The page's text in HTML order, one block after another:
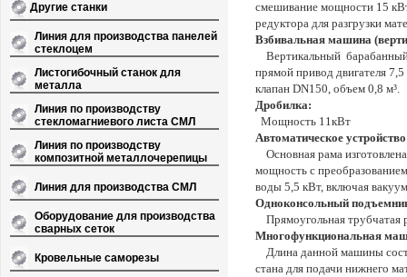
Другие станки
Линия для производства панелей
стеклоцем
Листогибочный станок для
металла
Линия по производству
стекломагниевого листа СМЛ
Линия по производству
композитной металлочерепицы
Линия для производства СМЛ
Оборудование для производства
сварных сеток
Кровельные саморезы
смешивание мощности 15
редуктора для разгрузки
Взбивальная машина
Вертикальный
прямой привод двигателя
клапан DN150, объем 0,8 м³.
Дробилка:
Мощность 11кВт
Автоматическое
Основная рама
мощность с
воды 5,5 кВт, включая
Одноконсольный
Прямоугольная трубчатая
Многофункциональная
Длина данной машины
стана для подачи нижнего